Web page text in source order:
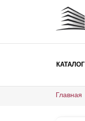
КАТАЛОГ
Главная